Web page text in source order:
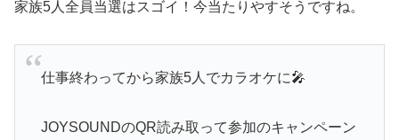
家族5人全員当選はスゴイ！今当たりやすそうですね。
仕事終わってから家族5人でカラオケに🎤
JOYSOUNDのQR読み取って参加のキャンペーン